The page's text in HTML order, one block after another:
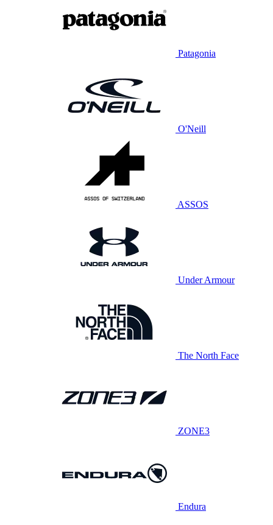
Patagonia
O'Neill
ASSOS
Under Armour
The North Face
ZONE3
Endura